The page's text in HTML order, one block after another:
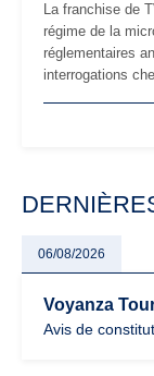
La franchise de
régime de la
réglementaires
interrogations
facturation ou
06/08/2026
Voyanza
Avis de